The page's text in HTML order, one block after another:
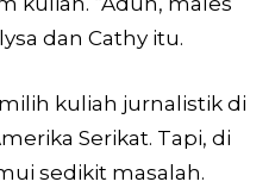
dan Cathy itu.
kuliah jurnalistik di
Serikat. Tapi, di
sedikit masalah.